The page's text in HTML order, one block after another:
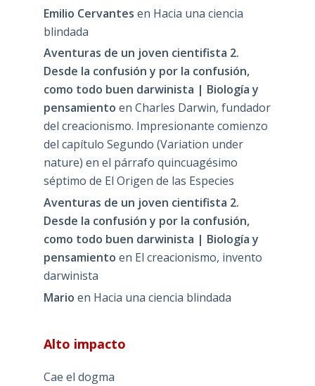
Emilio Cervantes en Hacia una ciencia
blindada
Aventuras de un joven cientifista 2.
Desde la confusión y por la confusión,
como todo buen darwinista | Biología y
pensamiento en Charles Darwin, fundador
del creacionismo. Impresionante comienzo
del capítulo Segundo (Variation under
nature) en el párrafo quincuagésimo
séptimo de El Origen de las Especies
Aventuras de un joven cientifista 2.
Desde la confusión y por la confusión,
como todo buen darwinista | Biología y
pensamiento en El creacionismo, invento
darwinista
Mario en Hacia una ciencia blindada
Alto impacto
Cae el dogma